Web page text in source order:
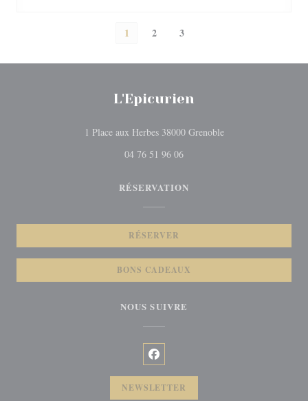
1 2 3
L'Epicurien
1 Place aux Herbes 38000 Grenoble((ouvre une nouvelle
04 76 51 96 06
RÉSERVATION
RÉSERVER
BONS CADEAUX
NOUS SUIVRE
Facebook ((ouvre une nouvelle
NEWSLETTER